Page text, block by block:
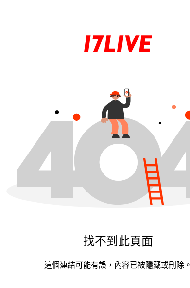
找不到此頁面
這個連結可能有誤，內容已被隱藏或刪除。